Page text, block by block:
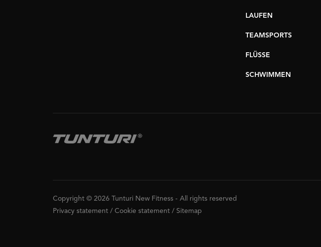
LAUFEN
TEAMSPORTS
FLÜSSE
SCHWIMMEN
Copyright © 2026 Tunturi New Fitness - All rights reserved
Privacy statement / Cookie statement / Sitemap